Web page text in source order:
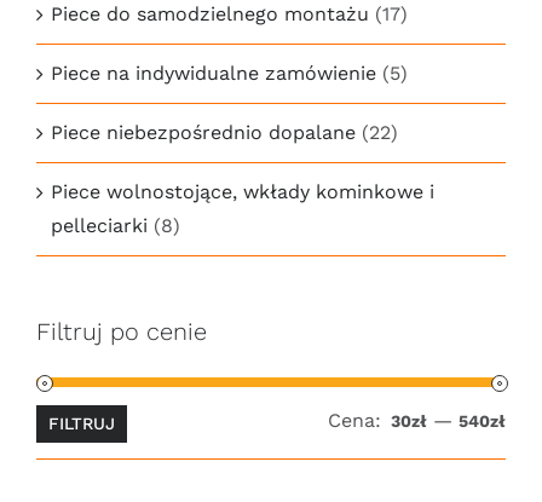
Piece do samodzielnego montażu (17)
Piece na indywidualne zamówienie (5)
Piece niebezpośrednio dopalane (22)
Piece wolnostojące, wkłady kominkowe i
pelleciarki (8)
Filtruj po cenie
min
FILTRUJ Cena: 30zł — 540zł